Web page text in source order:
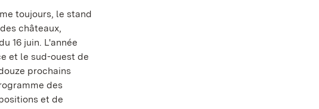
toujours, le stand
châteaux,
16 juin. L'année
et le sud-ouest de
prochains
des
et de